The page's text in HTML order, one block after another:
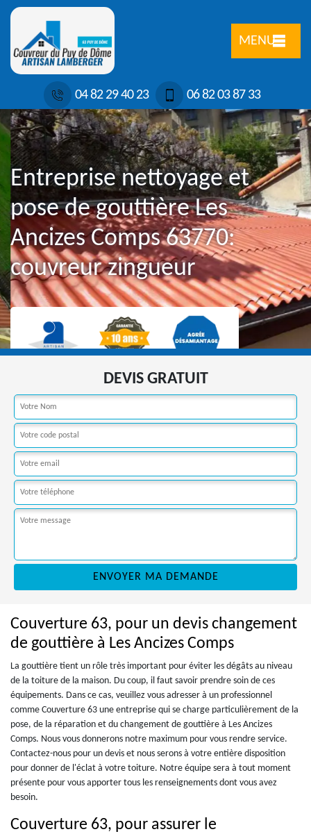
MENU
04 82 29 40 23 06 82 03 87 33
Entreprise nettoyage et
pose de gouttière Les
Ancizes Comps 63770:
couvreur zingueur
DEVIS GRATUIT
Couverture 63, pour un devis changement
de gouttière à Les Ancizes Comps
La gouttière tient un rôle très important pour éviter les dégâts au niveau
de la toiture de la maison. Du coup, il faut savoir prendre soin de ces
équipements. Dans ce cas, veuillez vous adresser à un professionnel
comme Couverture 63 une entreprise qui se charge particulièrement de la
pose, de la réparation et du changement de gouttière à Les Ancizes
Comps. Nous vous donnerons notre maximum pour vous rendre service.
Contactez-nous pour un devis et nous serons à votre entière disposition
pour donner de l'éclat à votre toiture. Notre équipe sera à tout moment
présente pour vous apporter tous les renseignements dont vous avez
besoin.
Couverture 63, pour assurer le